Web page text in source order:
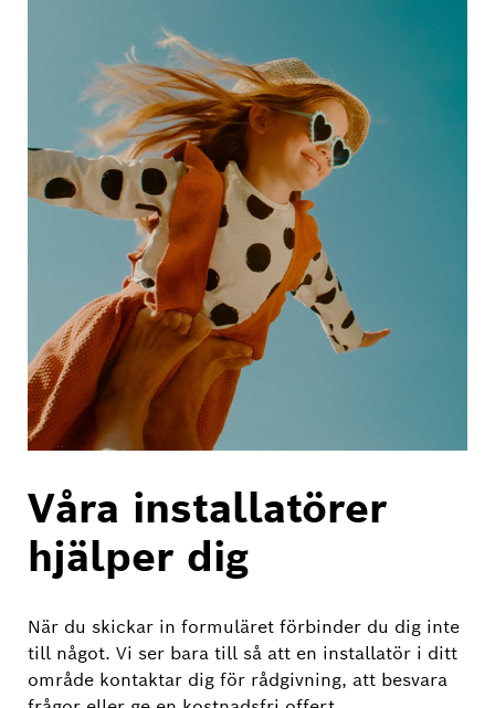
Våra installatörer
hjälper dig
När du skickar in formuläret förbinder du dig inte
till något. Vi ser bara till så att en installatör i ditt
område kontaktar dig för rådgivning, att besvara